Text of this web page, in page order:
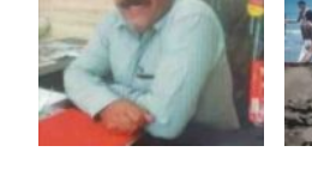
۰۶ مرداد ۱۴۰۵